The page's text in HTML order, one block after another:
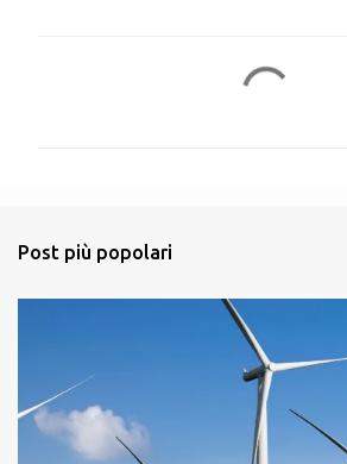
Post più popolari